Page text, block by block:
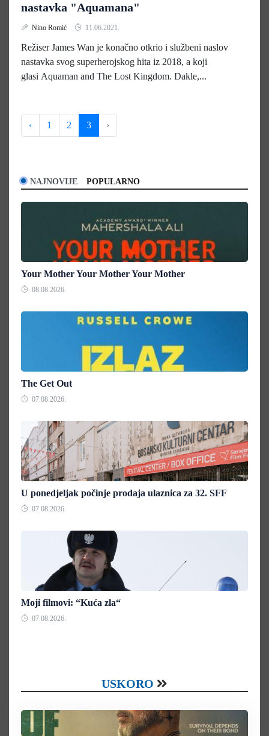
nastavka "Aquamana"
Nino Romić 11.06.2021.
Režiser James Wan je konačno otkrio i službeni naslov
nastavka svog superherojskog hita iz 2018, a koji
glasi Aquaman and The Lost Kingdom. Dakle,...
‹ 1 2 3 ›
NAJNOVIJE POPULARNO
Your Mother Your Mother Your Mother
08.08.2026.
The Get Out
07.08.2026.
U ponedjeljak počinje prodaja ulaznica za 32. SFF
07.08.2026.
Moji filmovi: “Kuća zla“
07.08.2026.
USKORO